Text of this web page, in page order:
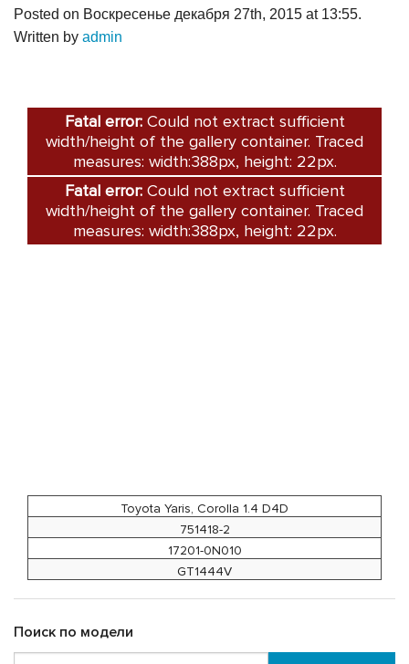
Posted on Воскресенье декабря 27th, 2015 at 13:55.
Written by admin
Fatal error: Could not extract sufficient
width/height of the gallery container. Traced
measures: width:388px, height: 22px.
Fatal error: Could not extract sufficient
width/height of the gallery container. Traced
measures: width:388px, height: 22px.
Toyota Yaris, Corolla 1.4 D4D
751418-2
17201-0N010
GT1444V
Поиск по модели